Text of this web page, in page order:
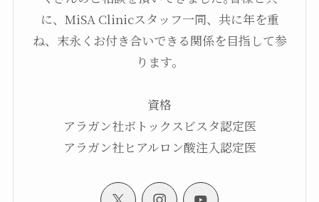
に、MiSA Clinicスタッフ一同、共に年を重
ね、末永くお付き合いできる関係を目指して参
ります。
資格
アラガン社ボトックスビスタ認定医
アラガン社ヒアルロン酸注入認定医